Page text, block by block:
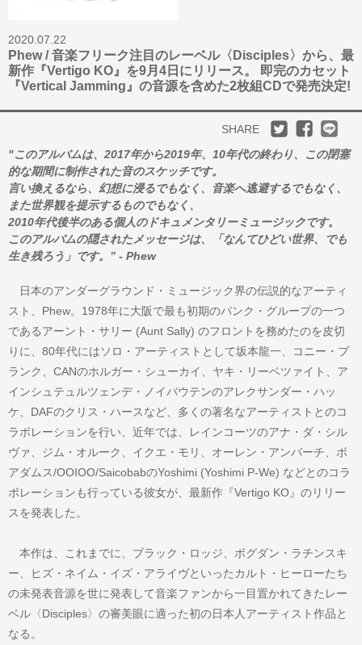
2020.07.22
Phew / 音楽フリーク注目のレーベル〈Disciples〉から、最
新作『Vertigo KO』を9月4日にリリース。 即完のカセット
『Vertical Jamming』の音源を含めた2枚組CDで発売決定!
SHARE
"このアルバムは、2017年から2019年、10年代の終わり、この閉塞
的な期間に制作された音のスケッチです。
言い換えるなら、幻想に浸るでもなく、音楽へ逃避するでもなく、
また世界観を提示するものでもなく、
2010年代後半のある個人のドキュメンタリーミュージックです。
このアルバムの隠されたメッセージは、「なんてひどい世界、でも
生き残ろう」です。” - Phew
日本のアンダーグラウンド・ミュージック界の伝説的なアーティ
スト、Phew。1978年に大阪で最も初期のパンク・グループの一つ
であるアーント・サリー (Aunt Sally) のフロントを務めたのを皮切
りに、80年代にはソロ・アーティストとして坂本龍一、コニー・プ
ランク、CANのホルガー・シューカイ、ヤキ・リーベツァイト、ア
インシュテュルツェンデ・ノイバウテンのアレクサンダー・ハッ
ケ、DAFのクリス・ハースなど、多くの著名なアーティストとのコ
ラボレーションを行い、近年では、レインコーツのアナ・ダ・シル
ヴァ、ジム・オルーク、イクエ・モリ、オーレン・アンバーチ、ボ
アダムス/OOIOO/SaicobabのYoshimi (Yoshimi P-We) などとのコラ
ボレーションも行っている彼女が、最新作『Vertigo KO』のリリー
スを発表した。
本作は、これまでに、ブラック・ロッジ、ボグダン・ラチンスキ
ー、ヒズ・ネイム・イズ・アライヴといったカルト・ヒーローたち
の未発表音源を世に発表して音楽ファンから一目置かれてきたレー
ベル〈Disciples〉の審美眼に適った初の日本人アーティスト作品と
なる。